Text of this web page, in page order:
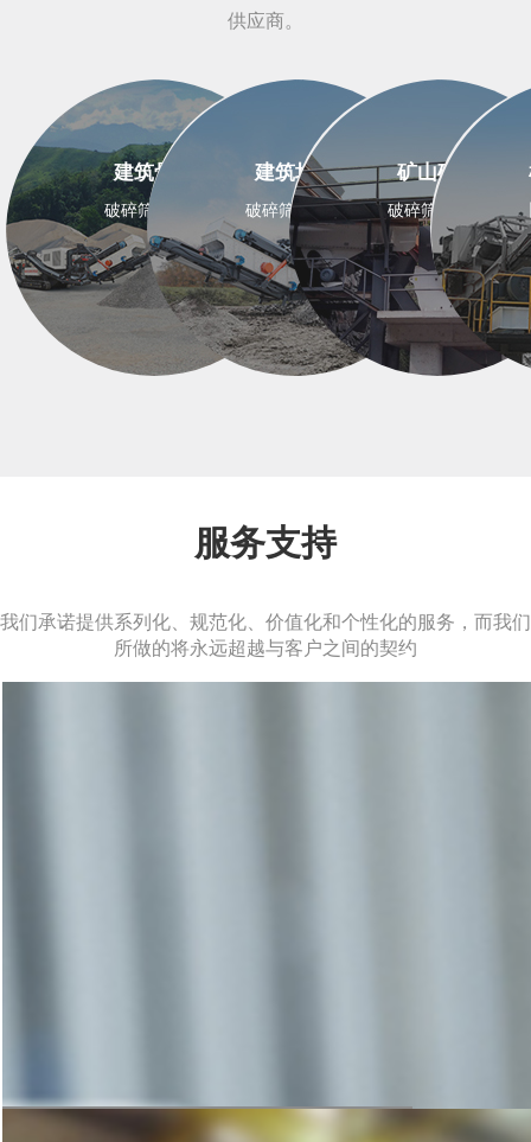
供应商。
建筑骨料
破碎筛分设备
建筑垃圾
破碎筛分设备
矿山矿石
破碎筛分设备
服务支持
我们承诺提供系列化、规范化、价值化和个性化的服务，而我们
所做的将永远超越与客户之间的契约